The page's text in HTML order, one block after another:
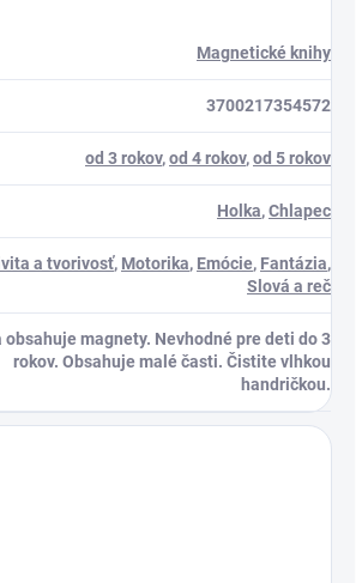
Magnetické knihy
3700217354572
od 3 rokov,od 4 rokov,od 5 rokov
Holka,Chlapec
a tvorivosť, Motorika, Emócie, Fantázia,
Slová a reč
obsahuje magnety. Nevhodné pre deti do 3
rokov. Obsahuje malé časti. Čistite vlhkou
handričkou.